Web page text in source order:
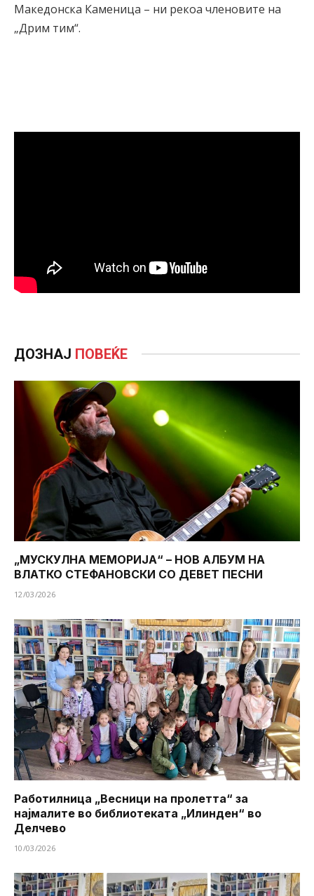
Македонска Каменица – ни рекоа членовите на
„Дрим тим“.
ДОЗНАЈ ПОВЕЌЕ
„МУСКУЛНА МЕМОРИЈА“ – НОВ АЛБУМ НА
ВЛАТКО СТЕФАНОВСКИ СО ДЕВЕТ ПЕСНИ
12/03/2026
Работилница „Весници на пролетта“ за
најмалите во библиотеката „Илинден“ во
Делчево
10/03/2026